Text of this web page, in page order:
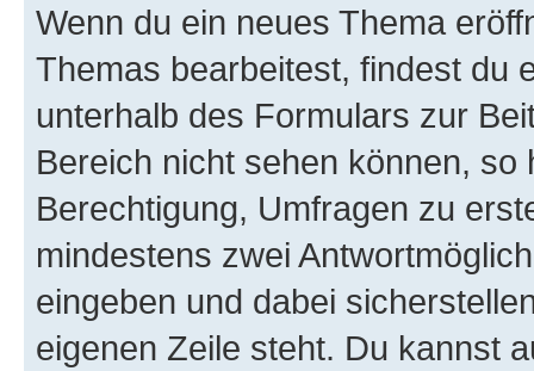
Wenn du ein neues Thema
Themas bearbeitest, findest du
unterhalb des Formulars zur
Bereich nicht sehen können,
Berechtigung, Umfragen zu
mindestens zwei
eingeben und dabei
eigenen Zeile steht. Du kannst